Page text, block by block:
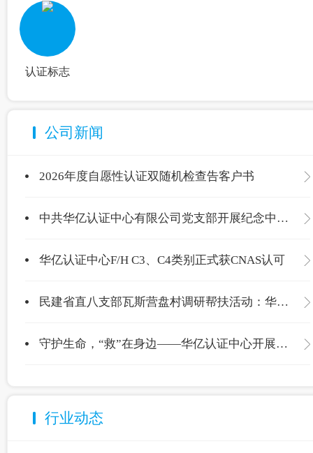
认证标志
公司新闻
2026年度自愿性认证双随机检查告客户书
中共华亿认证中心有限公司党支部开展纪念中国共产党成立105周年主题党日活动
华亿认证中心F/H C3、C4类别正式获CNAS认可
民建省直八支部瓦斯营盘村调研帮扶活动：华亿认证中心爱心捐赠温暖校园
守护生命，“救”在身边——华亿认证中心开展应急救护专项培训
行业动态